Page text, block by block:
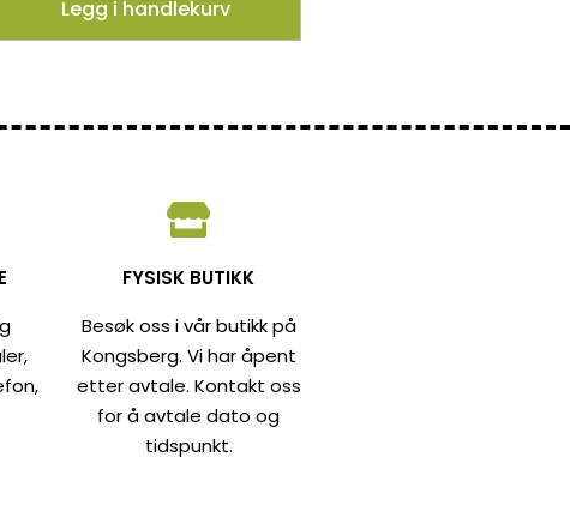
Legg i handlekurv
FYSISK BUTIKK
Besøk oss i vår butikk på
Kongsberg. Vi har åpent
etter avtale. Kontakt oss
for å avtale dato og
tidspunkt.